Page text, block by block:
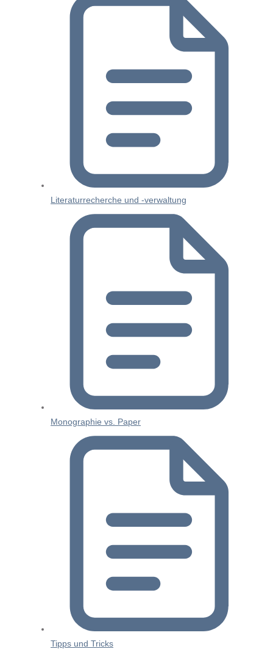
Literaturrecherche und -verwaltung
Monographie vs. Paper
Tipps und Tricks